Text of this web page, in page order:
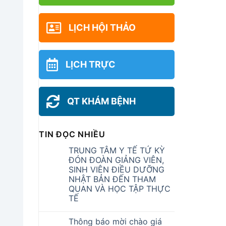
LỊCH HỘI THẢO
LỊCH TRỰC
QT KHÁM BỆNH
TIN ĐỌC NHIỀU
TRUNG TÂM Y TẾ TỨ KỲ
ĐÓN ĐOÀN GIẢNG VIÊN,
SINH VIÊN ĐIỀU DƯỠNG
NHẬT BẢN ĐẾN THAM
QUAN VÀ HỌC TẬP THỰC
TẾ
Thông báo mời chào giá